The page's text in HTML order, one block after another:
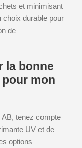
et minimisant
choix durable pour
de
la bonne
mon
tenez compte
UV et de
options